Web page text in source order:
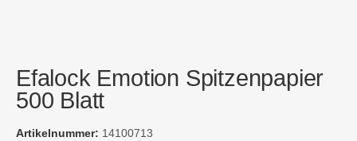
Efalock Emotion Spitzenpapier
500 Blatt
Artikelnummer: 14100713